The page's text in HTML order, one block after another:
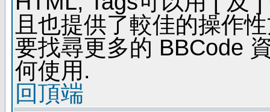
且也提供了較佳的操作
要找尋更多的 BBCode
何使用.
回頂端